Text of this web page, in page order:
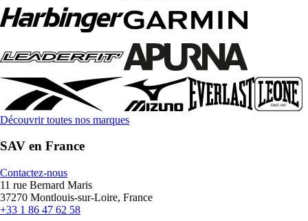
Découvrir toutes nos marques
SAV en France
Contactez-nous
11 rue Bernard Maris
37270 Montlouis-sur-Loire, France
+33 1 86 47 62 58